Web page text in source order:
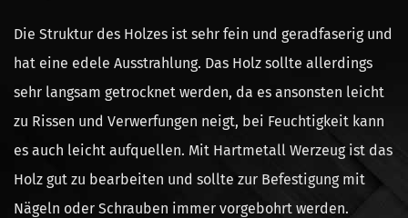
Die Struktur des Holzes ist sehr fein und geradfaserig und
hat eine edele Ausstrahlung. Das Holz sollte allerdings
sehr langsam getrocknet werden, da es ansonsten leicht
zu Rissen und Verwerfungen neigt, bei Feuchtigkeit kann
es auch leicht aufquellen. Mit Hartmetall Werzeug ist das
Holz gut zu bearbeiten und sollte zur Befestigung mit
Nägeln oder Schrauben immer vorgebohrt werden.